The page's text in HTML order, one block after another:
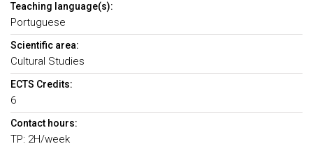
Teaching language(s):
Portuguese
Scientific area:
Cultural Studies
ECTS Credits:
6
Contact hours:
TP: 2H/week